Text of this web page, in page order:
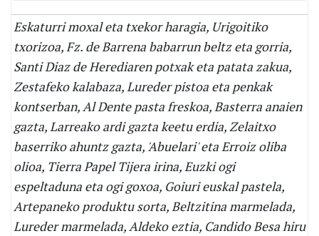
Eskaturri moxal eta txekor haragia, Urigoitiko
txorizoa, Fz. de Barrena babarrun beltz eta gorria,
Santi Diaz de Herediaren potxak eta patata zakua,
Zestafeko kalabaza, Lureder pistoa eta penkak
kontserban, Al Dente pasta freskoa, Basterra anaien
gazta, Larreako ardi gazta keetu erdia, Zelaitxo
baserriko ahuntz gazta, 'Abuelari' eta Erroiz oliba
olioa, Tierra Papel Tijera irina, Euzki ogi
espeltaduna eta ogi goxoa, Goiuri euskal pastela,
Artepaneko produktu sorta, Beltzitina marmelada,
Lureder marmelada, Aldeko eztia, Candido Besa hiru